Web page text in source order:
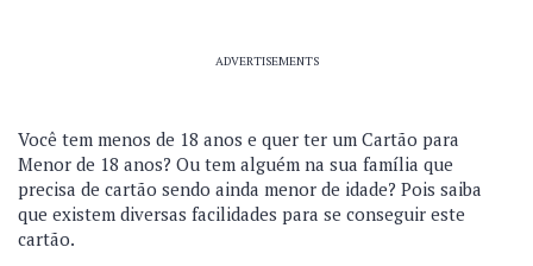
ADVERTISEMENTS
Você tem menos de 18 anos e quer ter um Cartão para
Menor de 18 anos? Ou tem alguém na sua família que
precisa de cartão sendo ainda menor de idade? Pois saiba
que existem diversas facilidades para se conseguir este
cartão.